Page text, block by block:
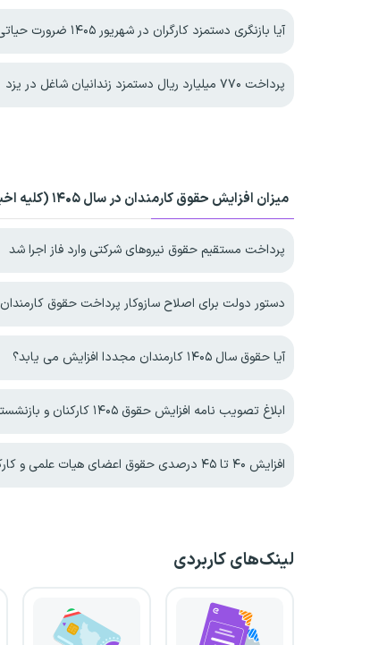
آیا بازنگری دستمزد کارگران در شهریور ۱۴۰۵ ضرورت حیاتی است؟
پرداخت ۷۷۰ میلیارد ریال دستمزد زندانیان شاغل در یزد
میزان افزایش حقوق کارمندان در سال ۱۴۰۵ (کلیه اخبار)
پرداخت مستقیم حقوق نیروهای شرکتی وارد فاز اجرا شد
دستور دولت برای اصلاح سازوکار پرداخت حقوق کارمندان
آیا حقوق سال ۱۴۰۵ کارمندان مجددا افزایش می یابد؟
ابلاغ تصویب نامه افزایش حقوق ۱۴۰۵ کارکنان و بازنشستگان دولت
افزایش ۴۰ تا ۴۵ درصدی حقوق اعضای هیات علمی و کارکنان دانشگاه آزاد اسلامی در سال ۱۴۰۵
لینک‌های کاربردی